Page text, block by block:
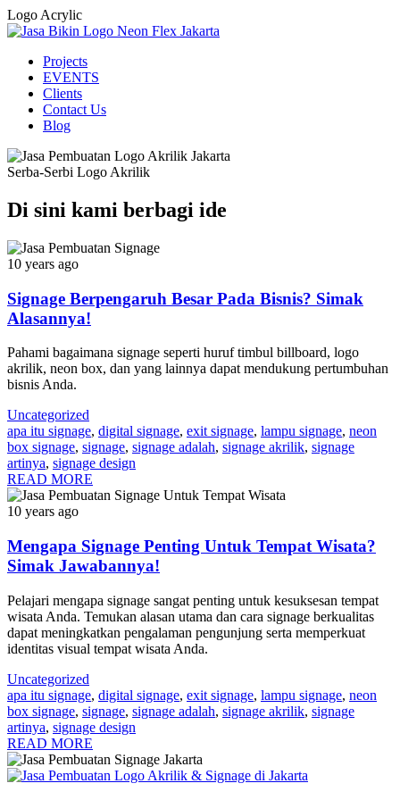
Logo Acrylic
Projects
EVENTS
Clients
Contact Us
Blog
Serba-Serbi Logo Akrilik
Di sini kami berbagi ide
10 years ago
Signage Berpengaruh Besar Pada Bisnis? Simak
Alasannya!
Pahami bagaimana signage seperti huruf timbul billboard, logo
akrilik, neon box, dan yang lainnya dapat mendukung pertumbuhan
bisnis Anda.
Uncategorized
apa itu signage, digital signage, exit signage, lampu signage, neon
box signage, signage, signage adalah, signage akrilik, signage
artinya, signage design
READ MORE
10 years ago
Mengapa Signage Penting Untuk Tempat Wisata?
Simak Jawabannya!
Pelajari mengapa signage sangat penting untuk kesuksesan tempat
wisata Anda. Temukan alasan utama dan cara signage berkualitas
dapat meningkatkan pengalaman pengunjung serta memperkuat
identitas visual tempat wisata Anda.
Uncategorized
apa itu signage, digital signage, exit signage, lampu signage, neon
box signage, signage, signage adalah, signage akrilik, signage
artinya, signage design
READ MORE